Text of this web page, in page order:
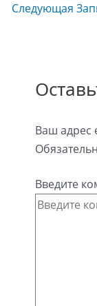
Следующая
Ваш адрес
Введите